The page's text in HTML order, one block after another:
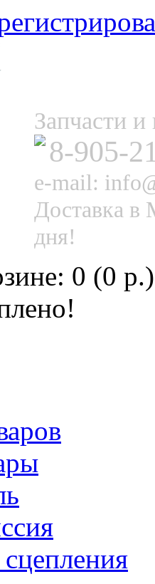
Запчасти
8-905-
e-mail:
Доставка в
дня!
0 (0 р.)